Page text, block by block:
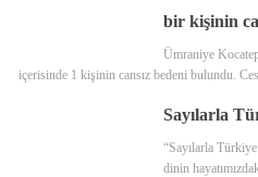
bir kişinin
Ümraniye
içerisinde 1 kişinin cansız bedeni bulundu.
Sayılarla
“Sayılarla
dinin